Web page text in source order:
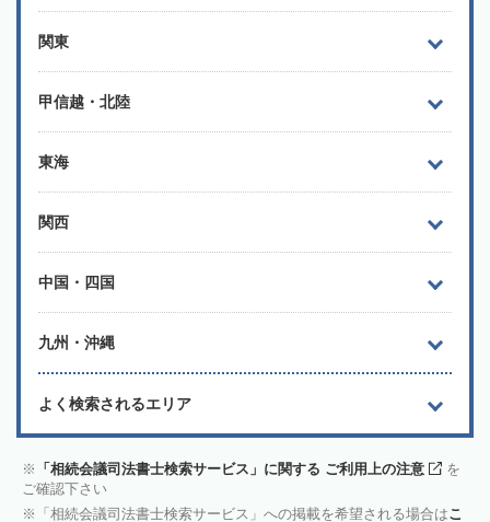
関東
甲信越・北陸
東海
関西
中国・四国
九州・沖縄
よく検索されるエリア
「相続会議司法書士検索サービス」に関する ご利用上の注意
を
ご確認下さい
「相続会議司法書士検索サービス」への掲載を希望される場合はこ